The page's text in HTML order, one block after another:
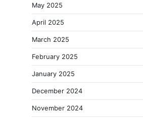
May 2025
April 2025
March 2025
February 2025
January 2025
December 2024
November 2024